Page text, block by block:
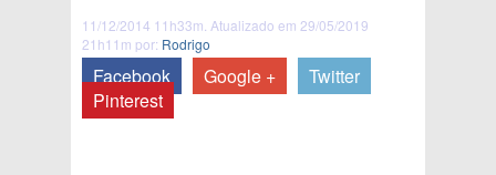
11/12/2014 11h33m. Atualizado em 29/05/2019
21h11m por: Rodrigo
Facebook Google +
Twitter
Pinterest